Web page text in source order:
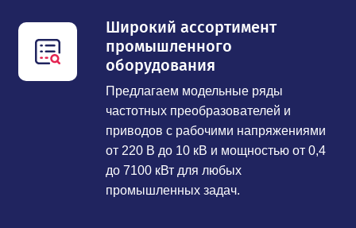
Широкий ассортимент
промышленного
оборудования
Предлагаем модельные ряды
частотных преобразователей и
приводов с рабочими напряжениями
от 220 В до 10 кВ и мощностью от 0,4
до 7100 кВт для любых
промышленных задач.